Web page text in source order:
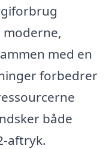
med en
forbedrer
både
aftryk.